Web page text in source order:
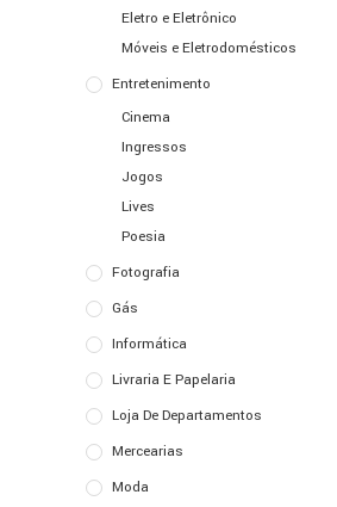
Eletro e Eletrônico
Móveis e Eletrodomésticos
Entretenimento
Cinema
Ingressos
Jogos
Lives
Poesia
Fotografia
Gás
Informática
Livraria E Papelaria
Loja De Departamentos
Mercearias
Moda